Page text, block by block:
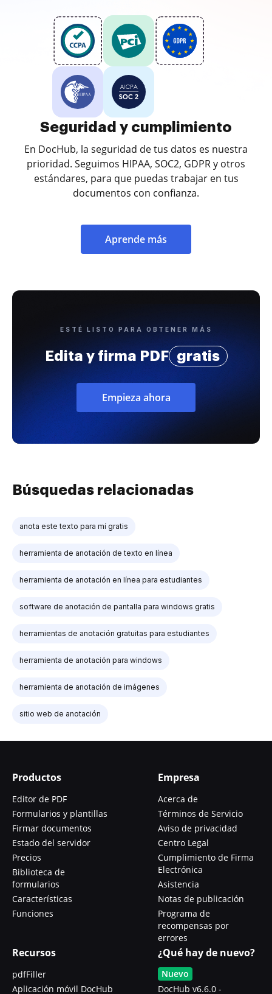
Seguridad y cumplimiento
En DocHub, la seguridad de tus datos es nuestra
prioridad. Seguimos HIPAA, SOC2, GDPR y otros
estándares, para que puedas trabajar en tus
documentos con confianza.
Aprende más
ESTÉ LISTO PARA OBTENER MÁS
Edita y firma PDF gratis
Empieza ahora
Búsquedas relacionadas
anota este texto para mí gratis
herramienta de anotación de texto en línea
herramienta de anotación en línea para estudiantes
software de anotación de pantalla para windows gratis
herramientas de anotación gratuitas para estudiantes
herramienta de anotación para windows
herramienta de anotación de imágenes
sitio web de anotación
Productos
Editor de PDF
Formularios y plantillas
Firmar documentos
Estado del servidor
Precios
Biblioteca de
formularios
Características
Funciones
Empresa
Acerca de
Términos de Servicio
Aviso de privacidad
Centro Legal
Cumplimiento de Firma
Electrónica
Asistencia
Notas de publicación
Programa de
recompensas por
errores
Recursos
pdfFiller
Aplicación móvil DocHub
¿Qué hay de nuevo?
Nuevo
DocHub v6.6.0 -